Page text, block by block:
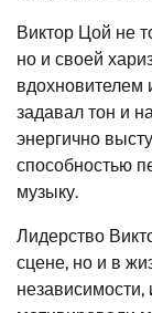
Виктор Цой не
но и своей
вдохновителем
задавал тон и
энергично
способностью
музыку.
Лидерство
сцене, но и в
независимости,